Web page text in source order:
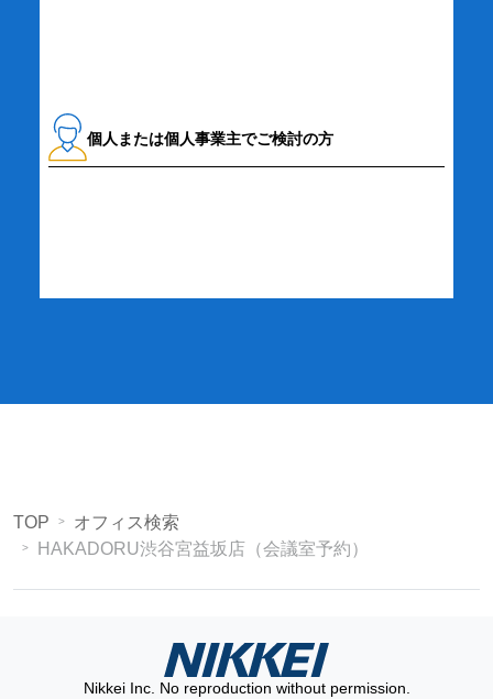
個人または個人事業主でご検討の方
TOP
オフィス検索
HAKADORU渋谷宮益坂店（会議室予約）
Nikkei Inc. No reproduction without permission.